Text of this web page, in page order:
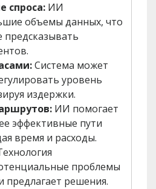
спроса: ИИ
объемы данных, что
предсказывать
Система может
уровень
издержки.
ИИ помогает
эффективные пути
время и расходы.
проблемы
предлагает решения.